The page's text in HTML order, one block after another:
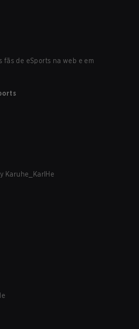
fãs de eSports na web e em
Karuhe_KarlHe